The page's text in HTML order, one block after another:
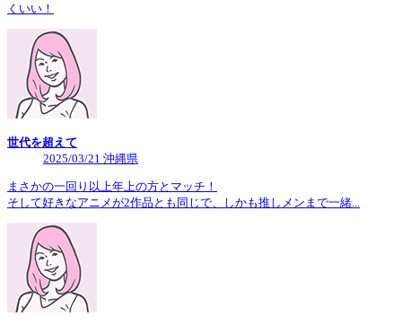
くいい！
世代を超えて
2025/03/21 沖縄県
まさかの一回り以上年上の方とマッチ！
そして好きなアニメが2作品とも同じで、しかも推しメンまで一緒...